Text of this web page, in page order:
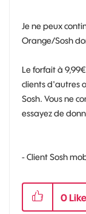
Je ne peux
Orange/Sosh
Le forfait à
clients d'autres
Sosh. Vous ne
essayez de
- Client Sosh
0